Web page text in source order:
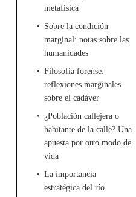
metafísica
Sobre la condición
marginal: notas sobre las
humanidades
Filosofía forense:
reflexiones marginales
sobre el cadáver
¿Población callejera o
habitante de la calle? Una
apuesta por otro modo de
vida
La importancia
estratégica del río